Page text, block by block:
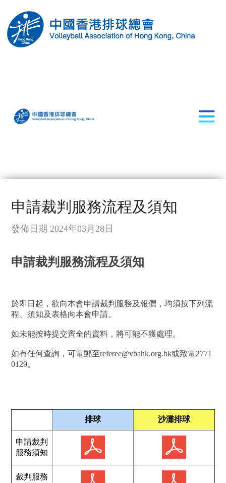
申請裁判服務流程及須知
發佈日期 2024年03月28日
申請裁判服務流程及須知
於即日起，欲向本會申請裁判服務及報價，均須按下列流
程、須知及表格向本會申請。
如未能按時提交齊全的資料，將可能不獲處理。
如有任何查詢，可電郵至referee@vbahk.org.hk或致電2771
0129。
排球 沙灘排球
申請裁判
服務須知
裁判服務